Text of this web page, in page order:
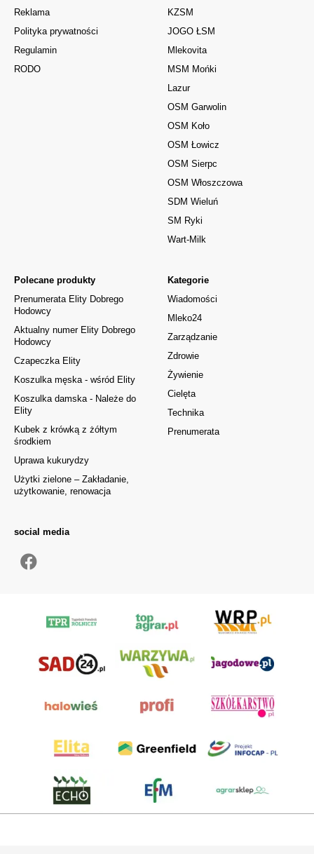
Reklama
Polityka prywatności
Regulamin
RODO
Kategorie
Wiadomości
Mleko24
Zarządzanie
Zdrowie
Żywienie
Cielęta
Technika
Prenumerata
Polecane produkty
Prenumerata Elity Dobrego
Hodowcy
Aktualny numer Elity Dobrego
Hodowcy
Czapeczka Elity
Koszulka męska - wśród Elity
Koszulka damska - Należe do
Elity
Kubek z krówką z żółtym
środkiem
Uprawa kukurydzy
Użytki zielone – Zakładanie,
użytkowanie, renowacja
KZSM
JOGO ŁSM
Mlekovita
MSM Mońki
Lazur
OSM Garwolin
OSM Koło
OSM Łowicz
OSM Sierpc
OSM Włoszczowa
SDM Wieluń
SM Ryki
Wart-Milk
social media